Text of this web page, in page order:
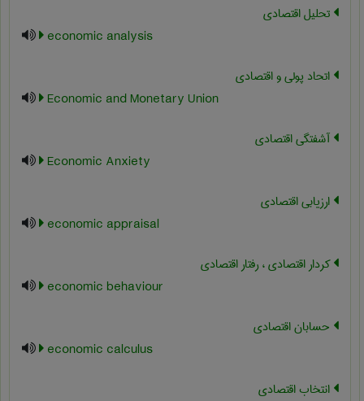
تحلیل اقتصادی
economic analysis
اتحاد پولی و اقتصادی
Economic and Monetary Union
آشفتگی اقتصادی
Economic Anxiety
ارزیابی اقتصادی
economic appraisal
کردار اقتصادی ، رفتار اقتصادی
economic behaviour
حسابان اقتصادی
economic calculus
انتخاب اقتصادی